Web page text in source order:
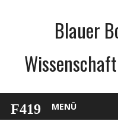
Blauer
MENÜ